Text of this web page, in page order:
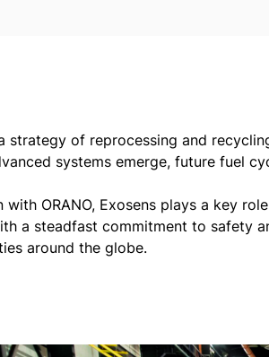
strategy of reprocessing and
systems emerge, future fuel
with ORANO, Exosens plays a key
a steadfast commitment to safety
around the globe.